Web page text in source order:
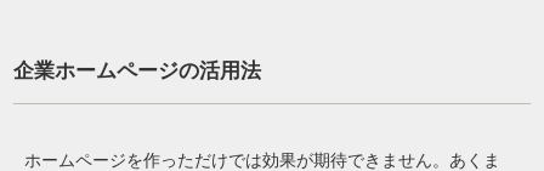
企業ホームページの活用法
ホームページを作っただけでは効果が期待できません。あくま